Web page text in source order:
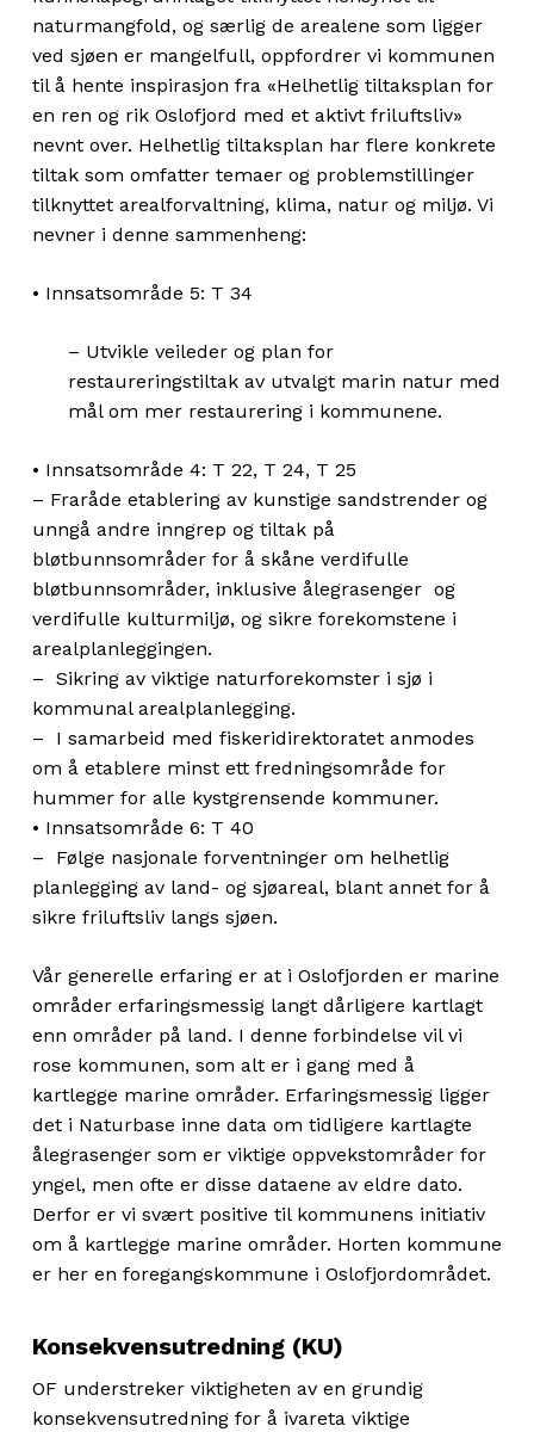
naturmangfold, og særlig de arealene som ligger
ved sjøen er mangelfull, oppfordrer vi kommunen
til å hente inspirasjon fra «Helhetlig tiltaksplan for
en ren og rik Oslofjord med et aktivt friluftsliv»
nevnt over. Helhetlig tiltaksplan har flere konkrete
tiltak som omfatter temaer og problemstillinger
tilknyttet arealforvaltning, klima, natur og miljø. Vi
nevner i denne sammenheng:
• Innsatsområde 5: T 34
– Utvikle veileder og plan for
restaureringstiltak av utvalgt marin natur med
mål om mer restaurering i kommunene.
• Innsatsområde 4: T 22, T 24, T 25
– Fraråde etablering av kunstige sandstrender og
unngå andre inngrep og tiltak på
bløtbunnsområder for å skåne verdifulle
bløtbunnsområder, inklusive ålegrasenger og
verdifulle kulturmiljø, og sikre forekomstene i
arealplanleggingen.
– Sikring av viktige naturforekomster i sjø i
kommunal arealplanlegging.
– I samarbeid med fiskeridirektoratet anmodes
om å etablere minst ett fredningsområde for
hummer for alle kystgrensende kommuner.
• Innsatsområde 6: T 40
– Følge nasjonale forventninger om helhetlig
planlegging av land- og sjøareal, blant annet for å
sikre friluftsliv langs sjøen.
Vår generelle erfaring er at i Oslofjorden er marine
områder erfaringsmessig langt dårligere kartlagt
enn områder på land. I denne forbindelse vil vi
rose kommunen, som alt er i gang med å
kartlegge marine områder. Erfaringsmessig ligger
det i Naturbase inne data om tidligere kartlagte
ålegrasenger som er viktige oppvekstområder for
yngel, men ofte er disse dataene av eldre dato.
Derfor er vi svært positive til kommunens initiativ
om å kartlegge marine områder. Horten kommune
er her en foregangskommune i Oslofjordområdet.
Konsekvensutredning (KU)
OF understreker viktigheten av en grundig
konsekvensutredning for å ivareta viktige